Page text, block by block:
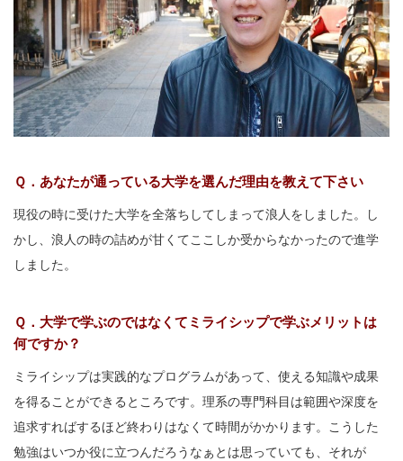
Ｑ．あなたが通っている大学を選んだ理由を教えて下さい
現役の時に受けた大学を全落ちしてしまって浪人をしました。し
かし、浪人の時の詰めが甘くてここしか受からなかったので進学
しました。
Ｑ．大学で学ぶのではなくてミライシップで学ぶメリットは
何ですか？
ミライシップは実践的なプログラムがあって、使える知識や成果
を得ることができるところです。理系の専門科目は範囲や深度を
追求すればするほど終わりはなくて時間がかかります。こうした
勉強はいつか役に立つんだろうなぁとは思っていても、それが